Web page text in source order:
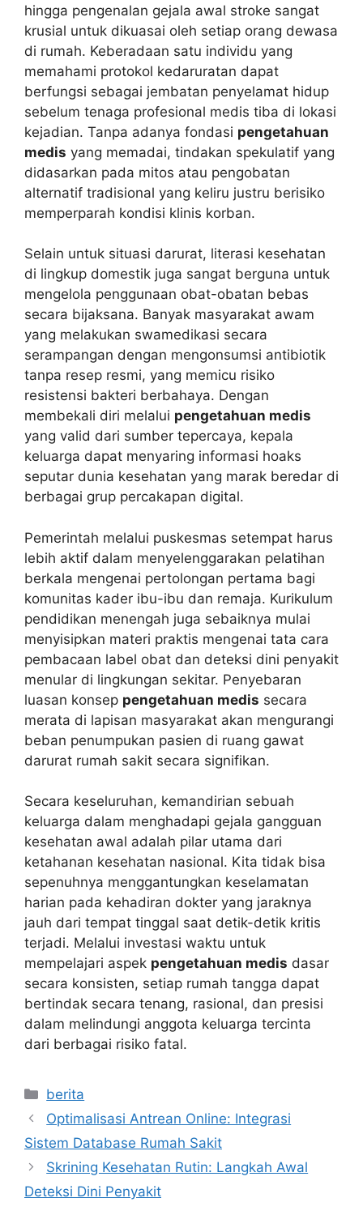
hingga pengenalan gejala awal stroke sangat
krusial untuk dikuasai oleh setiap orang dewasa
di rumah. Keberadaan satu individu yang
memahami protokol kedaruratan dapat
berfungsi sebagai jembatan penyelamat hidup
sebelum tenaga profesional medis tiba di lokasi
kejadian. Tanpa adanya fondasi pengetahuan
medis yang memadai, tindakan spekulatif yang
didasarkan pada mitos atau pengobatan
alternatif tradisional yang keliru justru berisiko
memperparah kondisi klinis korban.
Selain untuk situasi darurat, literasi kesehatan
di lingkup domestik juga sangat berguna untuk
mengelola penggunaan obat-obatan bebas
secara bijaksana. Banyak masyarakat awam
yang melakukan swamedikasi secara
serampangan dengan mengonsumsi antibiotik
tanpa resep resmi, yang memicu risiko
resistensi bakteri berbahaya. Dengan
membekali diri melalui pengetahuan medis
yang valid dari sumber tepercaya, kepala
keluarga dapat menyaring informasi hoaks
seputar dunia kesehatan yang marak beredar di
berbagai grup percakapan digital.
Pemerintah melalui puskesmas setempat harus
lebih aktif dalam menyelenggarakan pelatihan
berkala mengenai pertolongan pertama bagi
komunitas kader ibu-ibu dan remaja. Kurikulum
pendidikan menengah juga sebaiknya mulai
menyisipkan materi praktis mengenai tata cara
pembacaan label obat dan deteksi dini penyakit
menular di lingkungan sekitar. Penyebaran
luasan konsep pengetahuan medis secara
merata di lapisan masyarakat akan mengurangi
beban penumpukan pasien di ruang gawat
darurat rumah sakit secara signifikan.
Secara keseluruhan, kemandirian sebuah
keluarga dalam menghadapi gejala gangguan
kesehatan awal adalah pilar utama dari
ketahanan kesehatan nasional. Kita tidak bisa
sepenuhnya menggantungkan keselamatan
harian pada kehadiran dokter yang jaraknya
jauh dari tempat tinggal saat detik-detik kritis
terjadi. Melalui investasi waktu untuk
mempelajari aspek pengetahuan medis dasar
secara konsisten, setiap rumah tangga dapat
bertindak secara tenang, rasional, dan presisi
dalam melindungi anggota keluarga tercinta
dari berbagai risiko fatal.
Kategori
berita
Optimalisasi Antrean Online: Integrasi
Sistem Database Rumah Sakit
Skrining Kesehatan Rutin: Langkah Awal
Deteksi Dini Penyakit